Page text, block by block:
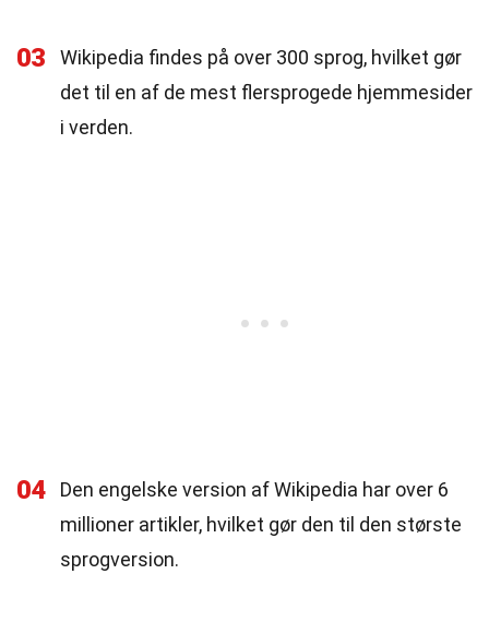
03
Wikipedia findes på over 300 sprog, hvilket gør
det til en af de mest flersprogede hjemmesider
i verden.
04
Den engelske version af Wikipedia har over 6
millioner artikler, hvilket gør den til den største
sprogversion.